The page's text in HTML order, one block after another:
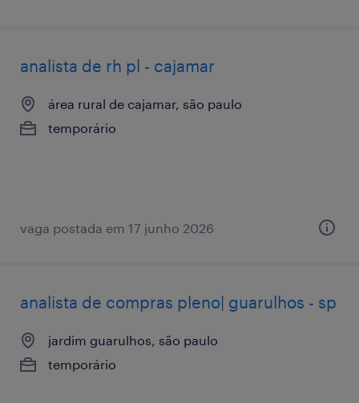
analista de rh pl - cajamar
área rural de cajamar, são paulo
temporário
vaga postada em 17 junho 2026
analista de compras pleno| guarulhos - sp
jardim guarulhos, são paulo
temporário